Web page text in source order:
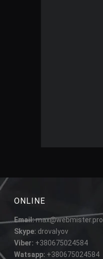
ONLINE
Email:max@webmister.pro
Skype: drovalyov
Viber: +380675024584
Watsapp: +380675024584